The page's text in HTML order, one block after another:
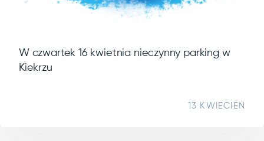
W czwartek 16 kwietnia nieczynny parking w
Kiekrzu
13 KWIECIEŃ